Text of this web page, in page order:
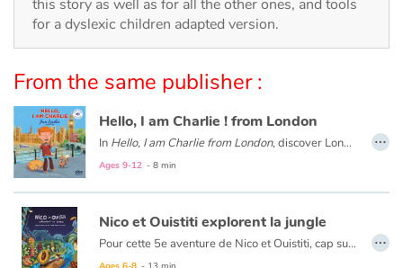
At school
Festivals and events
Love and friendship
Social issues
Emotions and feelings
this story as well as for all the other ones, and tools
for a dyslexic children adapted version.
From the same publisher :
Hello, I am Charlie ! from London
In Hello, I am Charlie from London, discover London with Charlie, an eight-year-old English boy. Meet his family and friends, visit his school and his city with Big Ben, double-decker buses, Buckingham Palace...
Ages 9-12 - 8 min
…
Nico et Ouistiti explorent la jungle
Pour cette 5e aventure de Nico et Ouistiti, cap sur la jungle ! À bord de leur magnifique barque à tête de lion tout juste terminée, nos deux intrépides explorateurs partent au Pays des Masques où, selon le cousin de Ouistiti, se prépare une grande fête. Mais dès leur arrivée dans la jungle, ils sont emmenés par un groupe d’hommes masqués et présentés au Grand Sorcier qui leur confie une mission, croyant avoir affaire à deux sorciers plus grands que lui : retrouver le Masque qui apporte la Pluie, tout juste volé par une terrible sorcière. Ni une ni deux, Nico et Ouistiti répondent présent même s’ils ont un peu la trouille…mais la grande fête aura bien lieu si toutefois ils rapportent le précieux sésame ! …